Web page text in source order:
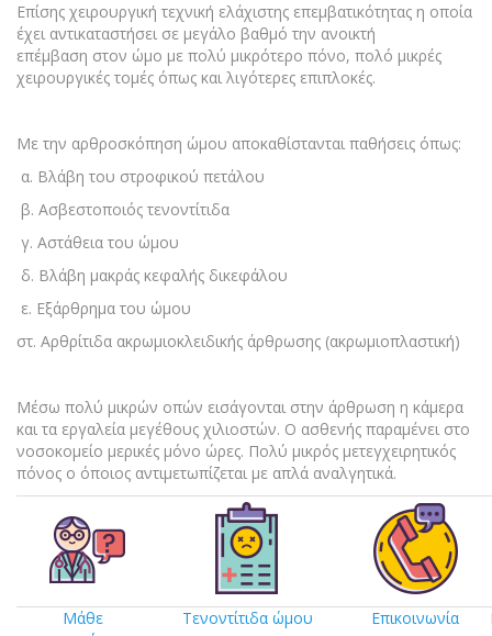
Επίσης χειρουργική τεχνική ελάχιστης επεμβατικότητας η οποία
έχει αντικαταστήσει σε μεγάλο βαθμό την ανοικτή
επέμβαση στον ώμο με πολύ μικρότερο πόνο, πολό μικρές
χειρουργικές τομές όπως και λιγότερες επιπλοκές.
Με την αρθροσκόπηση ώμου αποκαθίστανται παθήσεις όπως:
α. Βλάβη του στροφικού πετάλου
β. Aσβεστοποιός τενοντίτιδα
γ. Αστάθεια του ώμου
δ. Βλάβη μακράς κεφαλής δικεφάλου
ε. Εξάρθρημα του ώμου
στ. Αρθρίτιδα ακρωμιοκλειδικής άρθρωσης (ακρωμιοπλαστική)
Μέσω πολύ μικρών οπών εισάγονται στην άρθρωση η κάμερα
και τα εργαλεία μεγέθους χιλιοστών. Ο ασθενής παραμένει στο
νοσοκομείο μερικές μόνο ώρες. Πολύ μικρός μετεγχειρητικός
πόνος ο όποιος αντιμετωπίζεται με απλά αναλγητικά.
Μάθε
Τενοντίτιδα ώμου Επικοινωνία